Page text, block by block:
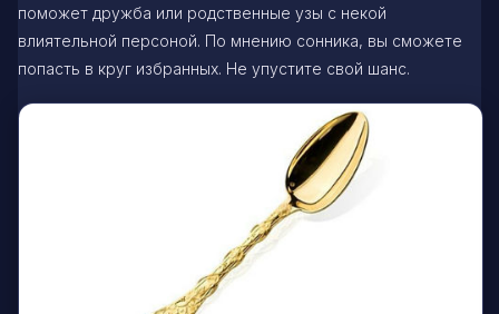
поможет дружба или родственные узы с некой
влиятельной персоной. По мнению сонника, вы сможете
попасть в круг избранных. Не упустите свой шанс.